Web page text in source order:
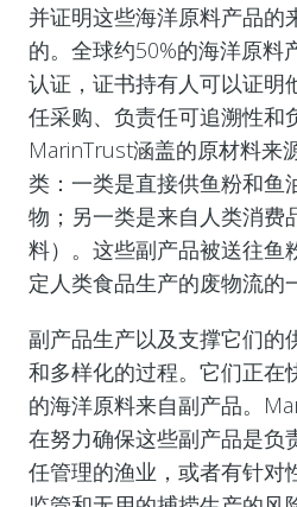
并证明这些海洋原料产品的
的。全球约50%的海洋原料
认证，证书持有人可以证明
任采购、负责任可追溯性和
MarinTrust涵盖的原材料来
类：一类是直接供鱼粉和鱼
物；另一类是来自人类消费
料）。这些副产品被送往鱼
定人类食品生产的废物流的
副产品生产以及支撑它们的
和多样化的过程。它们正在
的海洋原料来自副产品。
在努力确保这些副产品是负
任管理的渔业，或者有针对